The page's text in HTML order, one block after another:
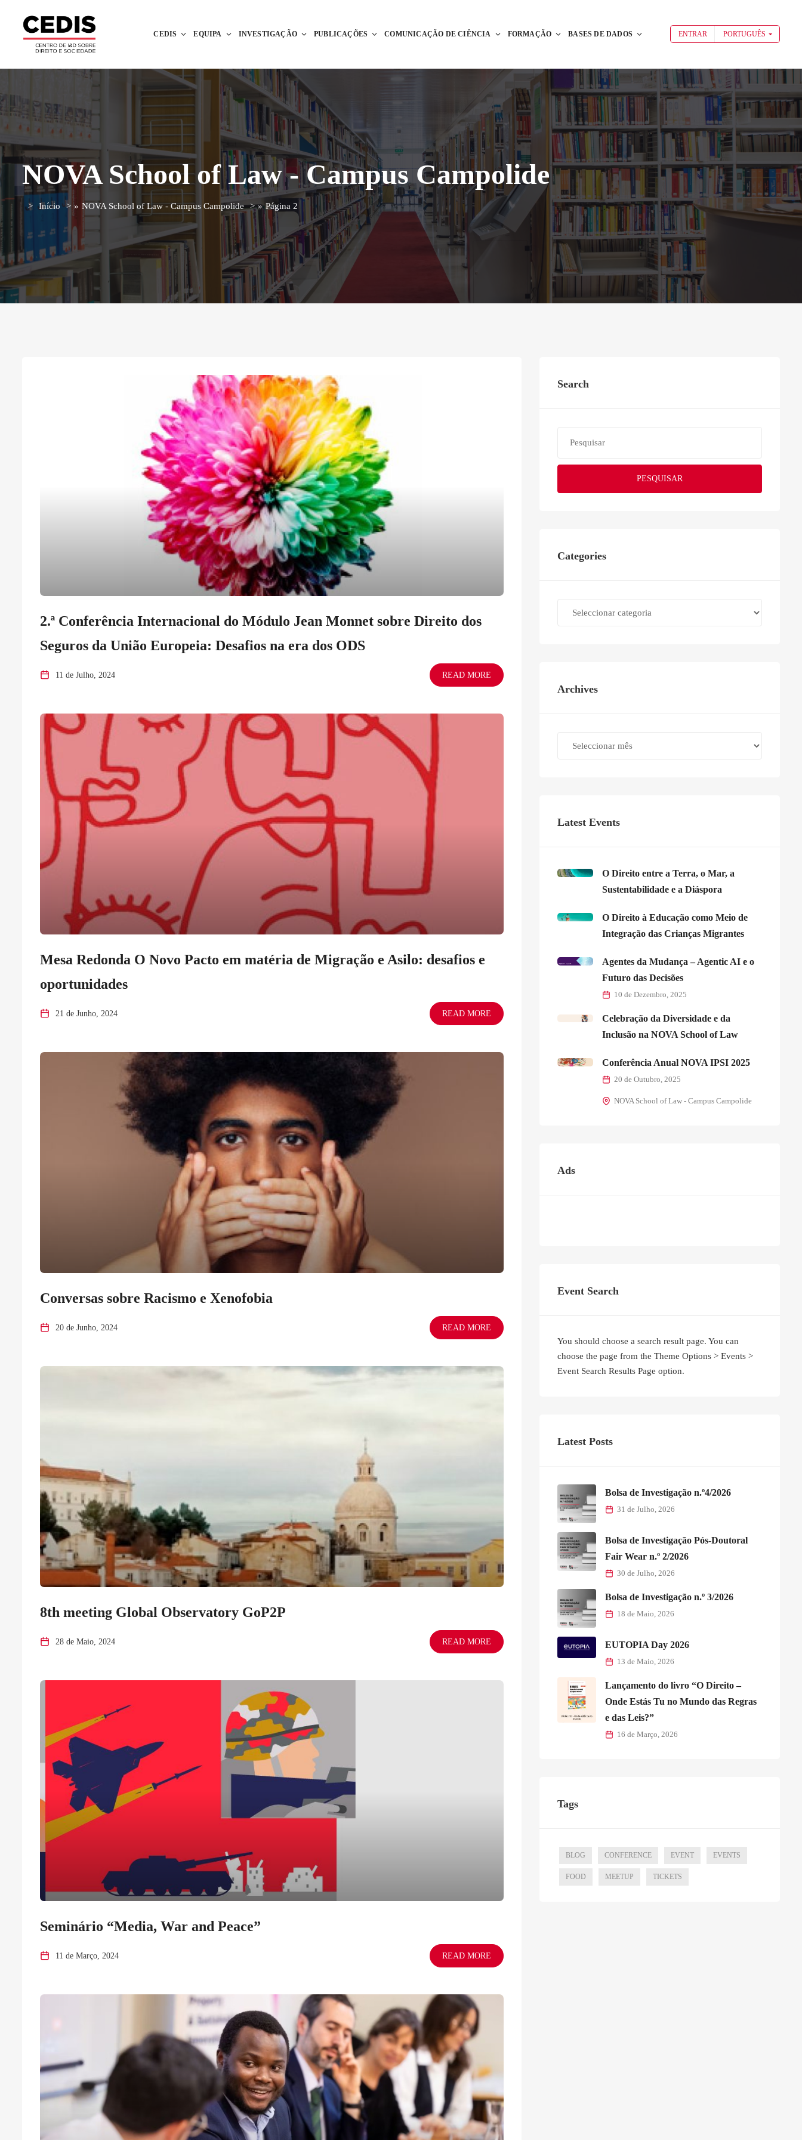
CEDIS EQUIPA INVESTIGAÇÃO PUBLICAÇÕES COMUNICAÇÃO DE CIÊNCIA FORMAÇÃO BASES DE DADOS ENTRAR PORTUGUÊS
NOVA School of Law - Campus Campolide
Início » NOVA School of Law - Campus Campolide » Página 2
2.ª Conferência Internacional do Módulo Jean Monnet sobre Direito dos
Seguros da União Europeia: Desafios na era dos ODS
11 de Julho, 2024 READ MORE
Mesa Redonda O Novo Pacto em matéria de Migração e Asilo: desafios e
oportunidades
21 de Junho, 2024 READ MORE
Conversas sobre Racismo e Xenofobia
20 de Junho, 2024 READ MORE
8th meeting Global Observatory GoP2P
28 de Maio, 2024 READ MORE
Seminário “Media, War and Peace”
11 de Março, 2024 READ MORE
Search
PESQUISAR
Categories
Archives
Latest Events
O Direito entre a Terra, o Mar, a
Sustentabilidade e a Diáspora
O Direito à Educação como Meio de
Integração das Crianças Migrantes
Agentes da Mudança – Agentic AI e o
Futuro das Decisões
10 de Dezembro, 2025
Celebração da Diversidade e da
Inclusão na NOVA School of Law
Conferência Anual NOVA IPSI 2025
20 de Outubro, 2025
NOVA School of Law - Campus Campolide
Ads
Event Search
You should choose a search result page. You can
choose the page from the Theme Options > Events >
Event Search Results Page option.
Latest Posts
Bolsa de Investigação n.º4/2026
31 de Julho, 2026
Bolsa de Investigação Pós-Doutoral
Fair Wear n.º 2/2026
30 de Julho, 2026
Bolsa de Investigação n.º 3/2026
18 de Maio, 2026
EUTOPIA Day 2026
13 de Maio, 2026
Lançamento do livro “O Direito –
Onde Estás Tu no Mundo das Regras
e das Leis?”
16 de Março, 2026
Tags
BLOG CONFERENCE EVENT EVENTS
FOOD MEETUP TICKETS